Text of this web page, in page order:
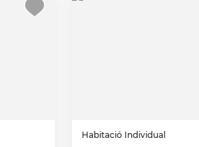
Habitació Individual